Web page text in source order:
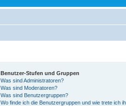
Benutzer-Stufen und Gruppen
Was sind Administratoren?
Was sind Moderatoren?
Was sind Benutzergruppen?
Wo finde ich die Benutzergruppen und wie trete ich